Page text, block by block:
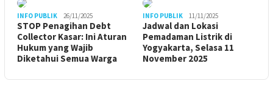
INFO PUBLIK 26/11/2025
STOP Penagihan Debt
Collector Kasar: Ini Aturan
Hukum yang Wajib
Diketahui Semua Warga
INFO PUBLIK 11/11/2025
Jadwal dan Lokasi
Pemadaman Listrik di
Yogyakarta, Selasa 11
November 2025